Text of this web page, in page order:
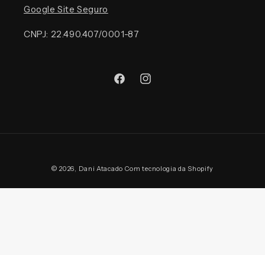
Google Site Seguro
CNPJ: 22.490.407/0001-87
FacebookInstagram
de
© 2026, Dani Atacado Com tecnologia da Shopify